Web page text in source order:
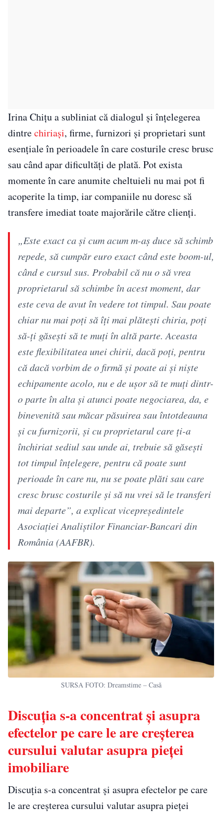
Irina Chițu a subliniat că dialogul și înțelegerea
dintrechiriași, firme, furnizori și proprietari sunt
esențiale în perioadele în care costurile cresc brusc
sau când apar dificultăți de plată. Pot exista
momente în care anumite cheltuieli nu mai pot fi
acoperite la timp, iar companiile nu doresc să
transfere imediat toate majorările către clienți.
„Este exact ca și cum acum m-aș duce să schimb
repede, să cumpăr euro exact când este boom-ul,
când e cursul sus. Probabil că nu o să vrea
proprietarul să schimbe în acest moment, dar
este ceva de avut în vedere tot timpul. Sau poate
chiar nu mai poți să îți mai plătești chiria, poți
să-ți găsești să te muți în altă parte. Aceasta
este flexibilitatea unei chirii, dacă poți, pentru
că dacă vorbim de o firmă și poate ai și niște
echipamente acolo, nu e de ușor să te muți dintr-
o parte în alta și atunci poate negociarea, da, e
binevenită sau măcar păsuirea sau întotdeauna
și cu furnizorii, și cu proprietarul care ți-a
închiriat sediul sau unde ai, trebuie să găsești
tot timpul înțelegere, pentru că poate sunt
perioade în care nu, nu se poate plăti sau care
cresc brusc costurile și să nu vrei să le transferi
mai departe”, a explicat vicepreședintele
Asociației Analiștilor Financiar-Bancari din
România (AAFBR).
SURSA FOTO: Dreamstime – Casă
Discuția s-a concentrat și asupra
efectelor pe care le are creșterea
cursului valutar asupra pieței
imobiliare
Discuția s-a concentrat și asupra efectelor pe care
le are creșterea cursului valutar asupra pieței